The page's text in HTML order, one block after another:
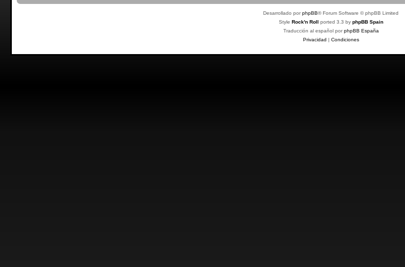
Desarrollado porphpBB® Forum Software © phpBB Limited
Style Rock'n Roll ported 3.3 by phpBB Spain
Traducción al español porphpBB España
Privacidad | Condiciones